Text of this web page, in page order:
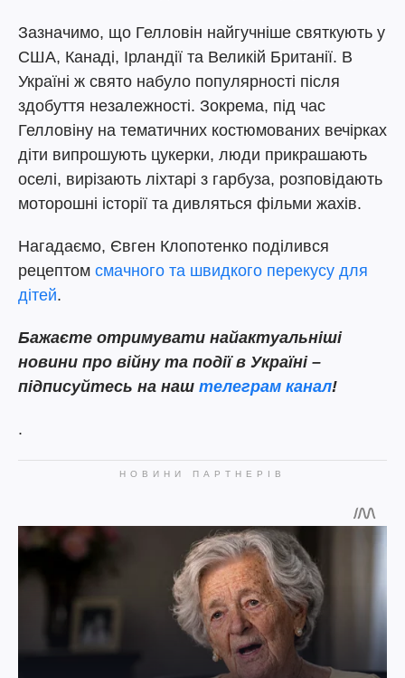
Зазначимо, що Гелловін найгучніше святкують у
США, Канаді, Ірландії та Великій Британії. В
Україні ж свято набуло популярності після
здобуття незалежності. Зокрема, під час
Гелловіну на тематичних костюмованих вечірках
діти випрошують цукерки, люди прикрашають
оселі, вирізають ліхтарі з гарбуза, розповідають
моторошні історії та дивляться фільми жахів.
Нагадаємо, Євген Клопотенко поділився
рецептом смачного та швидкого перекусу для
дітей.
Бажаєте отримувати найактуальніші
новини про війну та події в Україні –
підписуйтесь на наш телеграм канал!
.